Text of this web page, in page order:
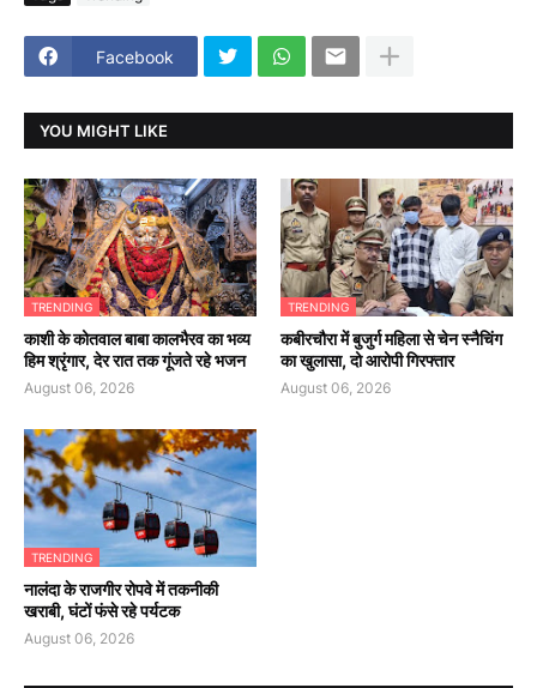
Facebook
YOU MIGHT LIKE
TRENDING
काशी के कोतवाल बाबा कालभैरव का भव्य
हिम श्रृंगार, देर रात तक गूंजते रहे भजन
August 06, 2026
TRENDING
कबीरचौरा में बुजुर्ग महिला से चेन स्नैचिंग
का खुलासा, दो आरोपी गिरफ्तार
August 06, 2026
TRENDING
नालंदा के राजगीर रोपवे में तकनीकी
खराबी, घंटों फंसे रहे पर्यटक
August 06, 2026